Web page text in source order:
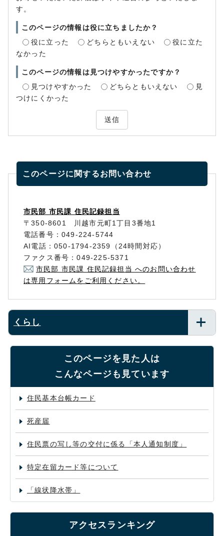
す。
このページの情報は役に立ちましたか？
役に立った
どちらともいえない
役に立た
なかった
このページの情報は見つけやすかったですか？
見つけやすかった
どちらともいえない
見
つけにくかった
送信
このページに関するお問い合わせ
市民部 市民課 住民記録担当
〒350-8601 川越市元町1丁目3番地1
電話番号：049-224-5744
AI電話：050-1794-2359（24時間対応）
ファクス番号：049-225-5371
市民部 市民課 住民記録担当 へのお問い合わせ
は専用フォームをご利用ください。
くらし
このページを見た人は
こんなページも見ています
住民基本台帳カード
死産届
住民票の写し等の交付に係る「本人通知制度」
特定在留カード等について
「線状降水帯」
アクセスランキング